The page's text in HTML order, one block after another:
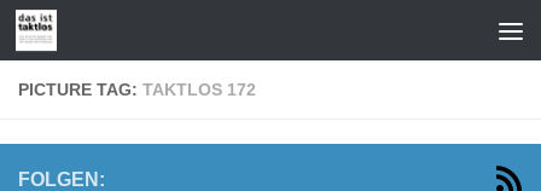
Zum Inhalt springen
PICTURE TAG: TAKTLOS 172
FOLGEN: